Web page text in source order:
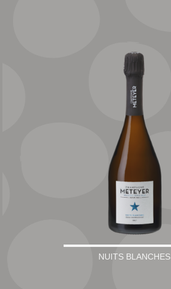
NUITS BLANCHES